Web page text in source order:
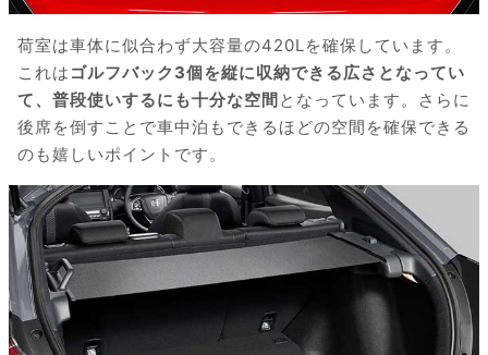
荷室は車体に似合わず大容量の420Lを確保しています。
これは ゴルフバック3個を縦に収納できる広さとなってい
て、普段使いするにも十分な空間 となっています。さらに
後席を倒すことで車中泊もできるほどの空間を確保できる
のも嬉しいポイントです。